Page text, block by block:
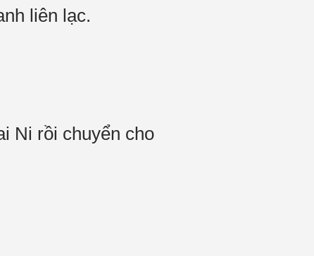
liên lạc.
Ni rồi chuyển cho